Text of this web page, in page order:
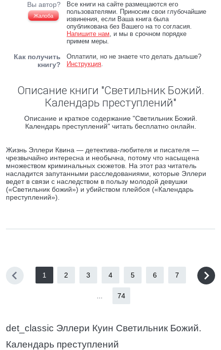
Вы автор?
Жалоба
Все книги на сайте размещаются его
пользователями. Приносим свои глубочайшие
извинения, если Ваша книга была
опубликована без Вашего на то согласия.
Напишите нам, и мы в срочном порядке
примем меры.
Как получить
книгу?
Оплатили, но не знаете что делать дальше?
Инструкция.
Описание книги "Светильник Божий.
Календарь преступлений"
Описание и краткое содержание "Светильник Божий.
Календарь преступлений" читать бесплатно онлайн.
Жизнь Эллери Квина — детектива-любителя и писателя —
чрезвычайно интересна и необычна, потому что насыщена
множеством криминальных сюжетов. На этот раз читатель
насладится запутанными расследованиями, которые Эллери
ведет в связи с наследством в пользу молодой девушки
(«Светильник божий») и убийством плейбоя («Календарь
преступлений»).
1 2 3 4 5 6 7
74
det_classic Эллери Куин Светильник Божий.
Календарь преступлений